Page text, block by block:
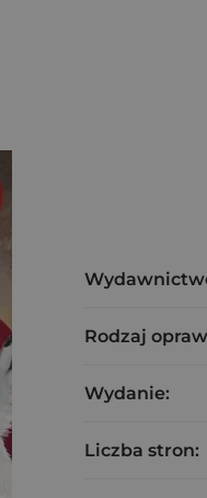
Rodzaj
Wydanie:
Liczba stron: